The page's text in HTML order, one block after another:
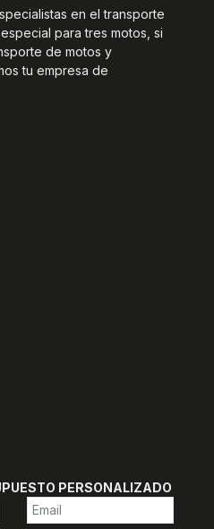
en el transporte
para tres motos, si
de motos y
tu empresa de
PERSONALIZADO